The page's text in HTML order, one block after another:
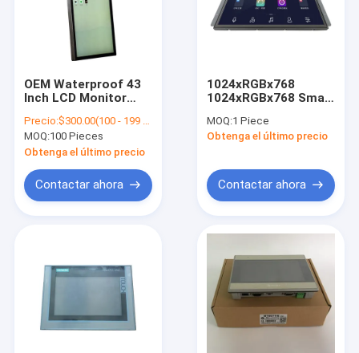
OEM Waterproof 43
Inch LCD Monitor
Interactive Touch
Screen For Gaming
43"
Precio:$300.00(100 - 199 Pieces) $280.00(>=200 Pieces)
MOQ:100 Pieces
Obtenga el último precio
Contactar ahora
1024xRGBx768
1024xRGBx768 Smart
15.0 Inch Square TFT
LCD Control Board
MOQ:1 Piece
Obtenga el último precio
Contactar ahora